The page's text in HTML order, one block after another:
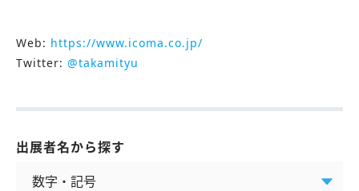
Web: https://www.icoma.co.jp/
Twitter: @takamityu
出展者名から探す